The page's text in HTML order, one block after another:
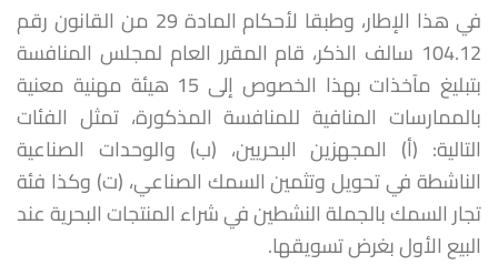
في هذا الإطار، وطبقا لأحكام المادة 29 من القانون رقم
104.12 سالف الذكر، قام المقرر العام لمجلس المنافسة
بتبليغ مآخذات بهذا الخصوص إلى 15 هيئة مهنية معنية
بالممارسات المنافية للمنافسة المذكورة، تمثل الفئات
التالية: (أ) المجهزين البحريين، (ب) والوحدات الصناعية
الناشطة في تحويل وتثمين السمك الصناعي، (ت) وكذا فئة
تجار السمك بالجملة النشطين في شراء المنتجات البحرية عند
البيع الأول بغرض تسويقها.